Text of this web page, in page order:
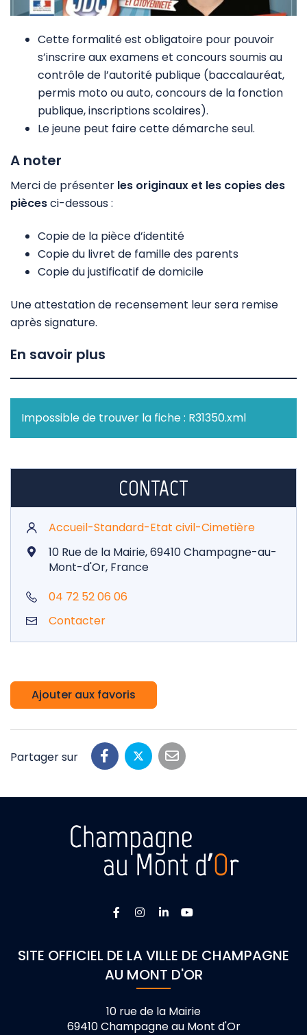
Cette formalité est obligatoire pour pouvoir
s’inscrire aux examens et concours soumis au
contrôle de l’autorité publique (baccalauréat,
permis moto ou auto, concours de la fonction
publique, inscriptions scolaires).
Le jeune peut faire cette démarche seul.
A noter
Merci de présenter les originaux et les copies des
piècesci-dessous:
Copie de la pièce d’identité
Copie du livret de famille des parents
Copie du justificatif de domicile
Une attestation de recensement leur sera remise
après signature.
En savoir plus
Impossible de trouver la fiche : R31350.xml
CONTACT
Accueil-Standard-Etat civil-Cimetière
10 Rue de la Mairie, 69410 Champagne-au-
Mont-d'Or, France
04 72 52 06 06
Contacter
Ajouter aux favoris
Partager sur
Lien vers le compte Facebook
Lien vers le compte
Lien vers le compte
SITE OFFICIEL DE LA VILLE DE CHAMPAGNE
AU MONT D'OR
10 rue de la Mairie
69410 Champagne au Mont d'Or